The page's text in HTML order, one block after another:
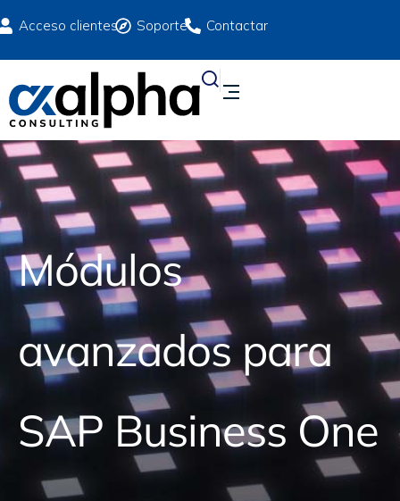
Acceso clientes Soporte Contactar
Módulos
avanzados para
SAP Business One